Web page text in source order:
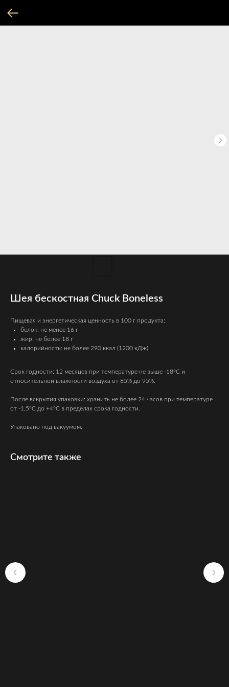
Шея бескостная Chuck Boneless
Пищевая и энергетическая ценность в 100 г продукта:
белок: не менее 16 г
жир: не более 18 г
калорийность: не более 290 ккал (1200 кДж)
Срок годности: 12 месяцев при температуре не выше -18°C и
относительной влажности воздуха от 85% до 95%.
После вскрытия упаковки: хранить не более 24 часов при температуре
от -1,5°C до +4°C в пределах срока годности.
Упаковано под вакуумом.
Смотрите также